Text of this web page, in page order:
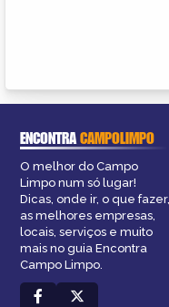
ENCONTRACAMPOLIMPO
O melhor do Campo
Limpo num só lugar!
Dicas, onde ir, o que fazer,
as melhores empresas,
locais, serviços e muito
mais no guia Encontra
Campo Limpo.